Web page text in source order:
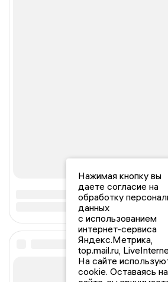
Нажимая кнопку вы
даете согласие на
обработку
данных
с использованием
интернет-сервиса
Яндекс.Метрика,
top.mail.ru,
На сайте
cookie. Оставаясь на